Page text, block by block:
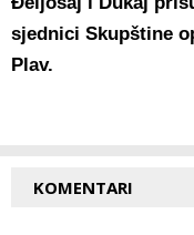
sjednici Skupštine
Plav.
KOMENTARI